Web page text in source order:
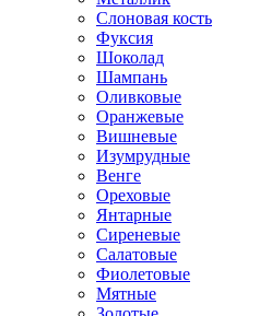
Слоновая кость
Фуксия
Шоколад
Шампань
Оливковые
Оранжевые
Вишневые
Изумрудные
Венге
Ореховые
Янтарные
Сиреневые
Салатовые
Фиолетовые
Мятные